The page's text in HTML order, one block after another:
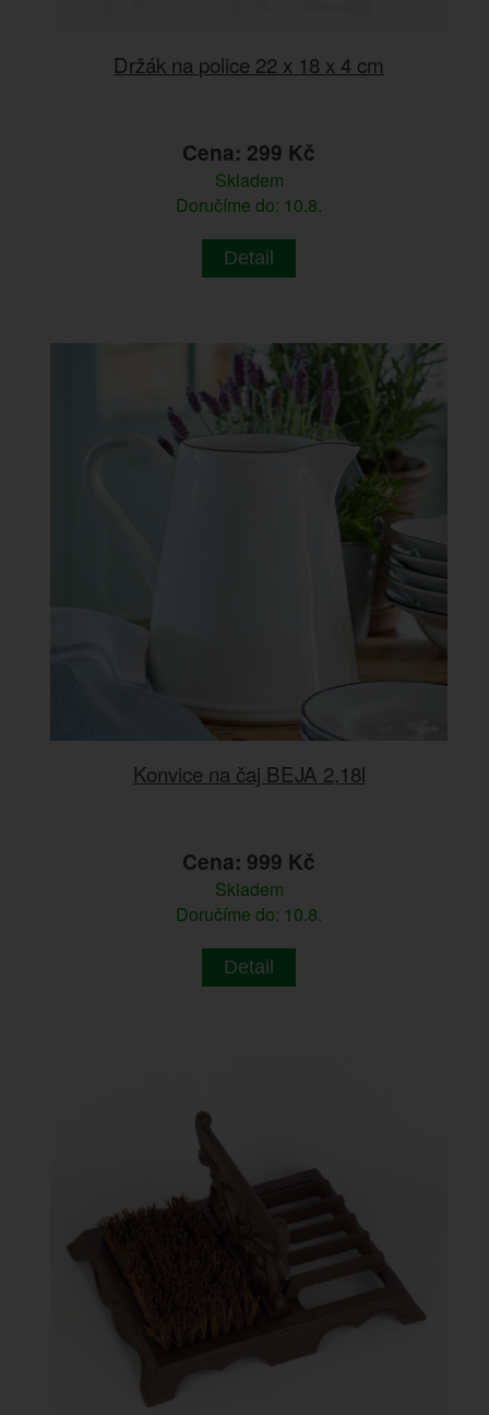
Držák na police 22 x 18 x 4 cm
Cena: 299 Kč
Skladem
Doručíme do: 10.8.
Detail
Konvice na čaj BEJA 2,18l
Cena: 999 Kč
Skladem
Doručíme do: 10.8.
Detail